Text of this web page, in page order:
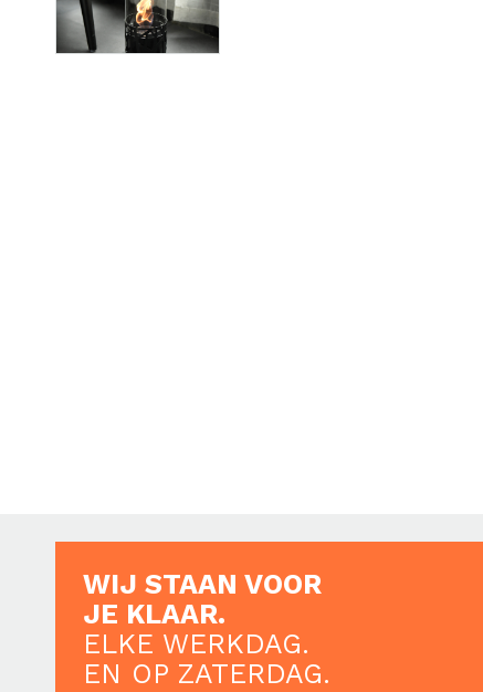
WIJ STAAN VOOR
JE KLAAR.
ELKE WERKDAG.
EN OP ZATERDAG.